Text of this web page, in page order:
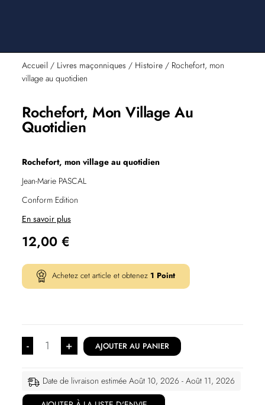
Accueil/ Livres maçonniques/ Histoire/ Rochefort, mon
village au quotidien
Rochefort, Mon Village Au
Quotidien
Rochefort, mon village au quotidien
Jean-Marie PASCAL
Conform Edition
En savoir plus
12,00 €
Achetez cet article et obtenez 1 Point
- + AJOUTER AU PANIER
Date de livraison estimée Août 10, 2026 - Août 11, 2026